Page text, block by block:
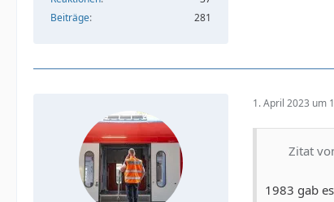
Beiträge
281
1. April 2023 um
Zitat
1983 gab